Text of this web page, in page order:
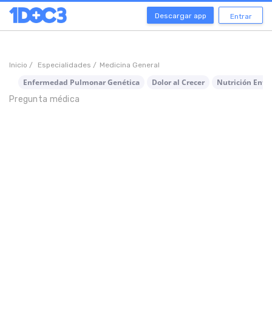
Descargar app Entrar
Inicio / Especialidades / Medicina General
Enfermedad Pulmonar Genética Dolor al Crecer
Nutrición
Pregunta médica